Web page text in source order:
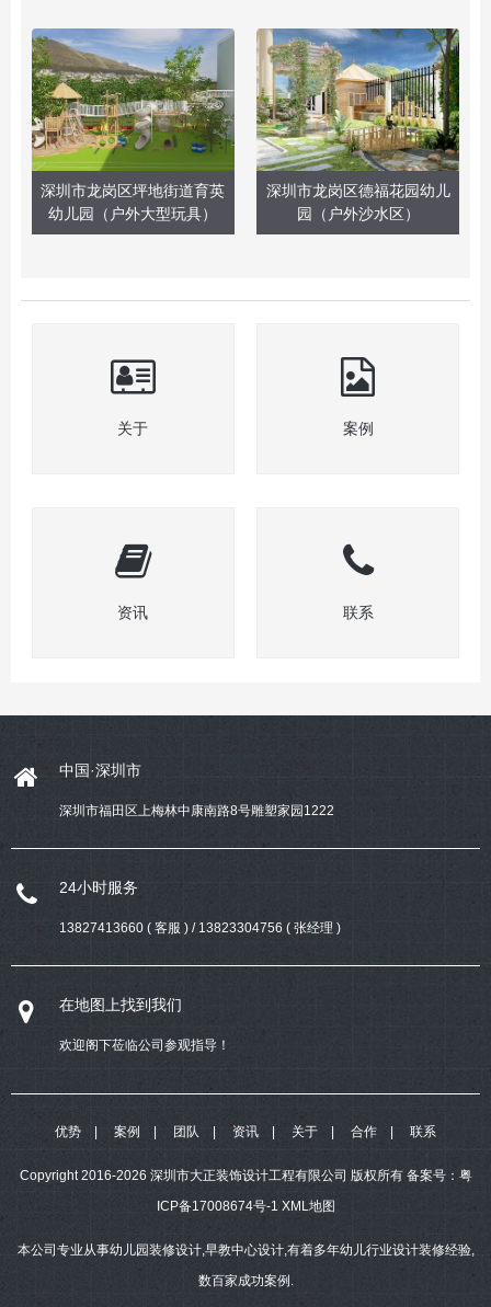
深圳市龙岗区坪地街道育英
幼儿园（户外大型玩具）
深圳市龙岗区德福花园幼儿
园（户外沙水区）
关于 案例
资讯 联系
中国·深圳市
深圳市福田区上梅林中康南路8号雕塑家园1222
24小时服务
13827413660 ( 客服 ) / 13823304756 ( 张经理 )
在地图上找到我们
欢迎阁下莅临公司参观指导！
优势 案例 团队 资讯 关于 合作 联系
Copyright 2016-2026 深圳市大正装饰设计工程有限公司 版权所有 备案号： 粤
ICP备17008674号-1 XML地图
本公司专业从事幼儿园装修设计,早教中心设计,有着多年幼儿行业设计装修经验,
数百家成功案例.